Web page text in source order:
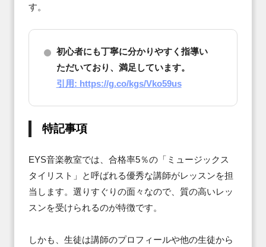
す。
初心者にも丁寧に分かりやすく指導い
ただいており、満足しています。
引用: https://g.co/kgs/Vko59us
特記事項
EYS音楽教室では、合格率5％の「ミュージックス
タイリスト」と呼ばれる優秀な講師がレッスンを担
当します。選りすぐりの面々なので、質の高いレッ
スンを受けられるのが特徴です。
しかも、生徒は講師のプロフィールや他の生徒から